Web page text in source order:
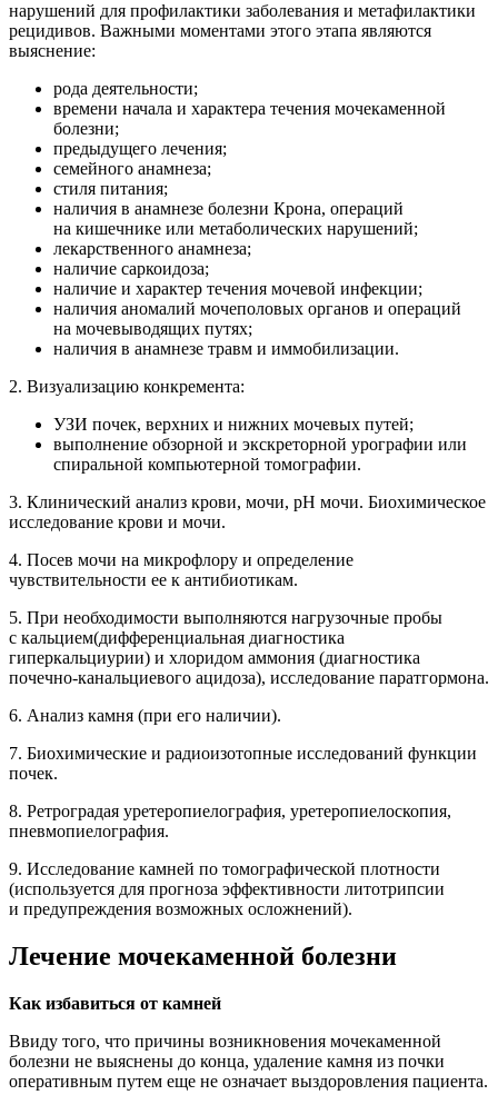
нарушений для профилактики заболевания и метафилактики
рецидивов. Важными моментами этого этапа являются
выяснение:
рода деятельности;
времени начала и характера течения мочекаменной
болезни;
предыдущего лечения;
семейного анамнеза;
стиля питания;
наличия в анамнезе болезни Крона, операций
на кишечнике или метаболических нарушений;
лекарственного анамнеза;
наличие саркоидоза;
наличие и характер течения мочевой инфекции;
наличия аномалий мочеполовых органов и операций
на мочевыводящих путях;
наличия в анамнезе травм и иммобилизации.
2. Визуализацию конкремента:
УЗИ почек, верхних и нижних мочевых путей;
выполнение обзорной и экскреторной урографии или
спиральной компьютерной томографии.
3. Клинический анализ крови, мочи, рН мочи. Биохимическое
исследование крови и мочи.
4. Посев мочи на микрофлору и определение
чувствительности ее к антибиотикам.
5. При необходимости выполняются нагрузочные пробы
с кальцием(дифференциальная диагностика
гиперкальциурии) и хлоридом аммония (диагностика
почечно-канальциевого ацидоза), исследование паратгормона.
6. Анализ камня (при его наличии).
7. Биохимические и радиоизотопные исследований функции
почек.
8. Ретроградая уретеропиелография, уретеропиелоскопия,
пневмопиелография.
9. Исследование камней по томографической плотности
(используется для прогноза эффективности литотрипсии
и предупреждения возможных осложнений).
Лечение мочекаменной болезни
Как избавиться от камней
Ввиду того, что причины возникновения мочекаменной
болезни не выяснены до конца, удаление камня из почки
оперативным путем еще не означает выздоровления пациента.